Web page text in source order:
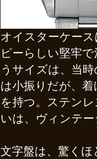
オイスターケー
ピー らしい堅牢
うサイズは、当
は小振りだが、
を持つ。ステン
いは、ヴィンテ
文字盤は、驚く